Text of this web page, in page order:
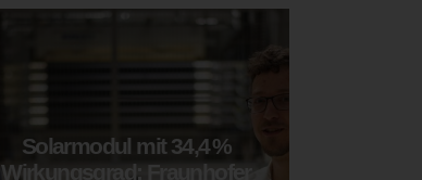
Solarmodul mit 34,4 %
Wirkungsgrad: Fraunhofer